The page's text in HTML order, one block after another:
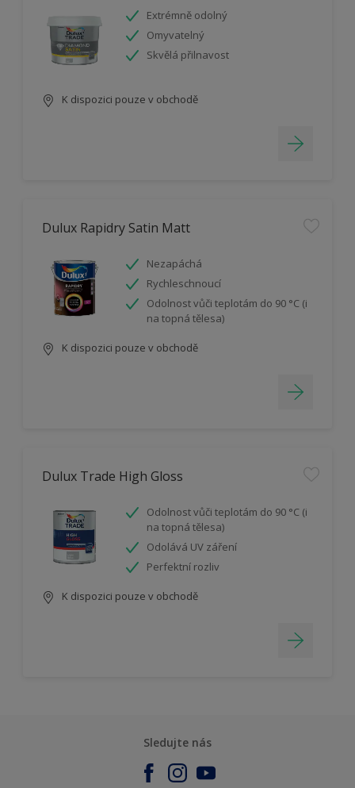
Extrémně odolný
Omyvatelný
Skvělá přilnavost
K dispozici pouze v obchodě
Dulux Rapidry Satin Matt
Nezapáchá
Rychleschnoucí
Odolnost vůči teplotám do 90 °C (i
na topná tělesa)
K dispozici pouze v obchodě
Dulux Trade High Gloss
Odolnost vůči teplotám do 90 °C (i
na topná tělesa)
Odolává UV záření
Perfektní rozliv
K dispozici pouze v obchodě
Sledujte nás